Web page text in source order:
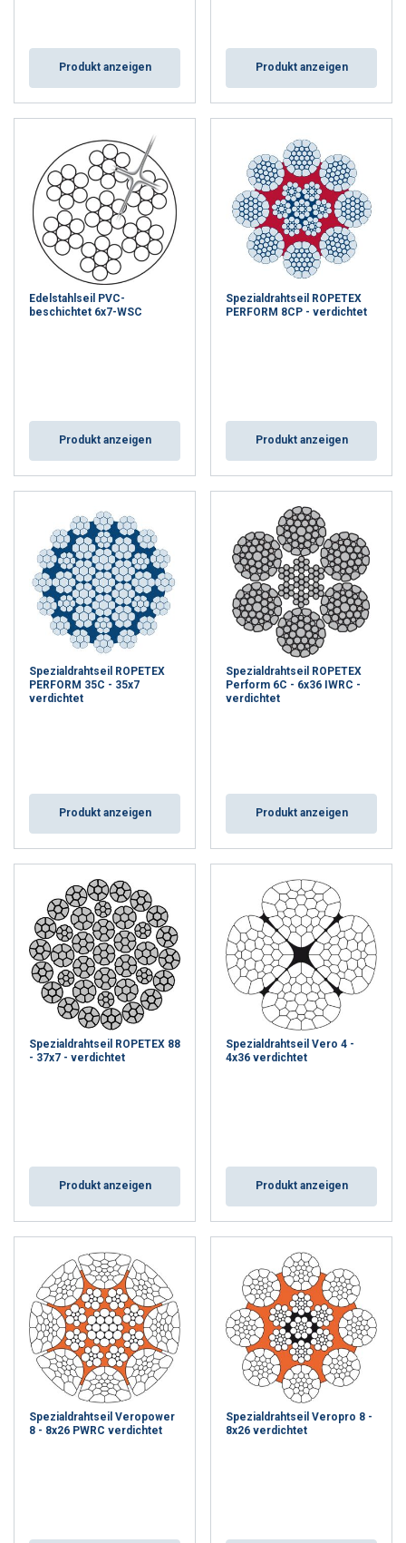
Produkt anzeigen Produkt anzeigen
Edelstahlseil PVC-
beschichtet 6x7-WSC
Produkt anzeigen
Spezialdrahtseil ROPETEX
PERFORM 8CP - verdichtet
Produkt anzeigen
Spezialdrahtseil ROPETEX
PERFORM 35C - 35x7
verdichtet
Produkt anzeigen
Spezialdrahtseil ROPETEX
Perform 6C - 6x36 IWRC -
verdichtet
Produkt anzeigen
Spezialdrahtseil ROPETEX 88
- 37x7 - verdichtet
Produkt anzeigen
Spezialdrahtseil Vero 4 -
4x36 verdichtet
Produkt anzeigen
Spezialdrahtseil Veropower
8 - 8x26 PWRC verdichtet
Spezialdrahtseil Veropro 8 -
8x26 verdichtet